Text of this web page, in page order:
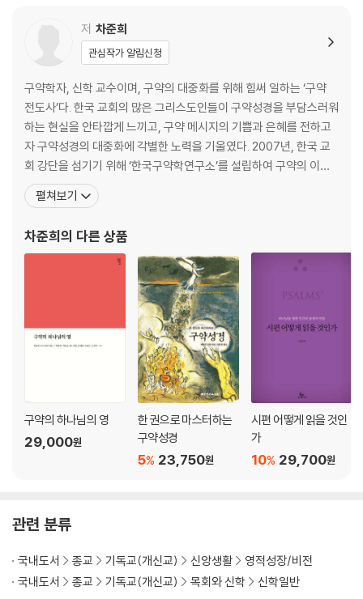
저 차준희
관심작가 알림신청
구약학자, 신학 교수이며, 구약의 대중화를 위해 힘써 일하는 ‘구약
전도사’다. 한국 교회의 많은 그리스도인들이 구약성경을 부담스러워
하는 현실을 안타깝게 느끼고, 구약 메시지의 기쁨과 은혜를 전하고
자 구약성경의 대중화에 각별한 노력을 기울였다. 2007년, 한국 교
회 강단을 섬기기 위해 ‘한국구약학연구소’를 설립하여 구약의 이해
와 설교에 구체적이고 실제적인 도움을 주고 있다. 또한 한국 교회가
예언자의 영성을 수혈받아 새롭게 되기를 하루도 잊지 않고 기도하는
쉽게 풀어 주는 것을 소명으로 여기고 있다. 그의 메시
펼쳐보기
차준희의 다른 상품
구약의 하나님의 영
29,000원
한 권으로 마스터하는
구약성경
23,750원
5%
시편 어떻게 읽을 것인
가
29,700원
10%
관련 분류
국내도서 종교 기독교(개신교) 신앙생활
영적성장/비전
국내도서
종교 기독교(개신교) 목회와 신학 신학일반